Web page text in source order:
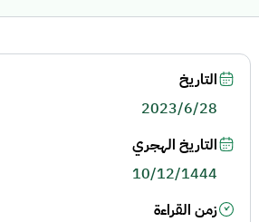
التاريخ
2023/6/28
التاريخ الهجري
10/12/1444
زمن القراءة